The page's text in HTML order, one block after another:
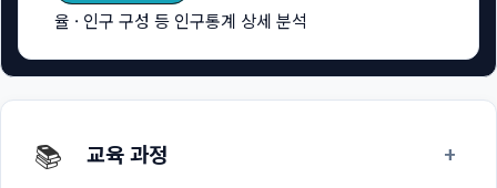
율 · 인구 구성 등 인구통계 상세 분석
📚 교육 과정 +